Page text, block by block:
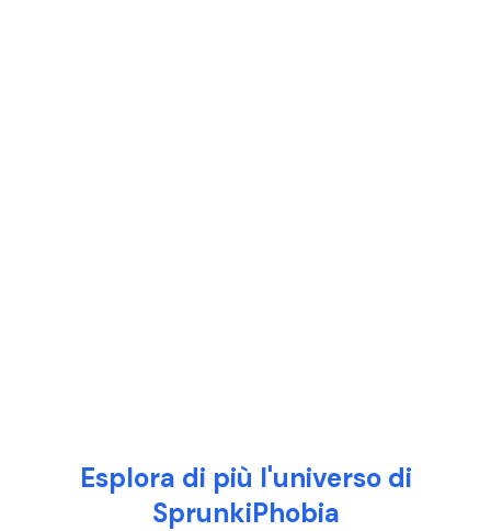
Esplora di più l'universo di
SprunkiPhobia